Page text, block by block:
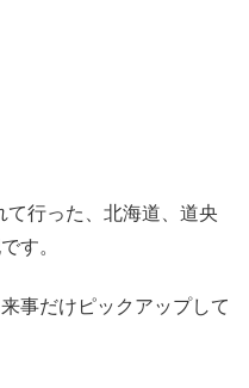
行った、北海道、道央
す。
事だけピックアップして